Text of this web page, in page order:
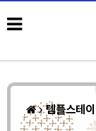
템플스테이